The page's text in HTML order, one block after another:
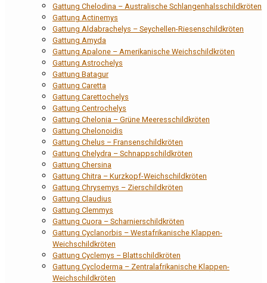
Gattung Chelodina – Australische Schlangenhalsschildkröten
Gattung Actinemys
Gattung Aldabrachelys – Seychellen-Riesenschildkröten
Gattung Amyda
Gattung Apalone – Amerikanische Weichschildkröten
Gattung Astrochelys
Gattung Batagur
Gattung Caretta
Gattung Carettochelys
Gattung Centrochelys
Gattung Chelonia – Grüne Meeresschildkröten
Gattung Chelonoidis
Gattung Chelus – Fransenschildkröten
Gattung Chelydra – Schnappschildkröten
Gattung Chersina
Gattung Chitra – Kurzkopf-Weichschildkröten
Gattung Chrysemys – Zierschildkröten
Gattung Claudius
Gattung Clemmys
Gattung Cuora – Scharnierschildkröten
Gattung Cyclanorbis – Westafrikanische Klappen-
Weichschildkröten
Gattung Cyclemys – Blattschildkröten
Gattung Cycloderma – Zentralafrikanische Klappen-
Weichschildkröten